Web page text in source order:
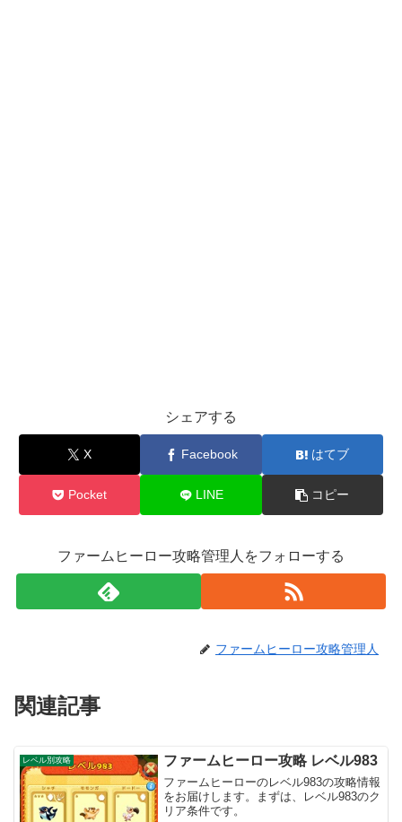
シェアする
X Facebook はてブ
Pocket LINE コピー
ファームヒーロー攻略管理人をフォローする
ファームヒーロー攻略管理人
関連記事
レベル別攻略 ファームヒーロー攻略 レベル983
ファームヒーローのレベル983の攻略情報
をお届けします。まずは、レベル983のク
リア条件です。